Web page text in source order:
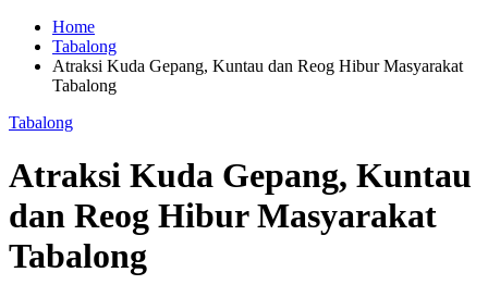
Home
Tabalong
Atraksi Kuda Gepang, Kuntau dan Reog Hibur Masyarakat
Tabalong
Tabalong
Atraksi Kuda Gepang, Kuntau
dan Reog Hibur Masyarakat
Tabalong